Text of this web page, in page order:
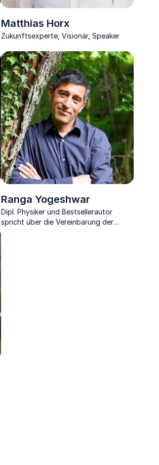
Matthias Horx
Zukunftsexperte, Visionär, Speaker
Ranga Yogeshwar
Dipl. Physiker und Bestsellerautor
spricht über die Vereinbarung der
neuen Medien und Bildung